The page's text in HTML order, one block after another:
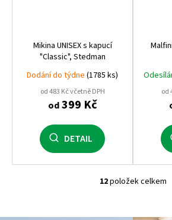
Mikina UNISEX s kapucí
"Classic", Stedman
Dodání do týdne (1785 ks)
od 483 Kč včetně DPH
od399 Kč
DETAIL
od
O
l
12položek celkem